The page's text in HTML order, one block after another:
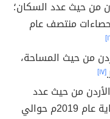
من حيث عدد السكان؛
منتصف عام
من حيث المساحة،
[١٧]
من حيث عدد
السكان، حيث بلغ عدد سكانها نهاية عام 2019م حوالي